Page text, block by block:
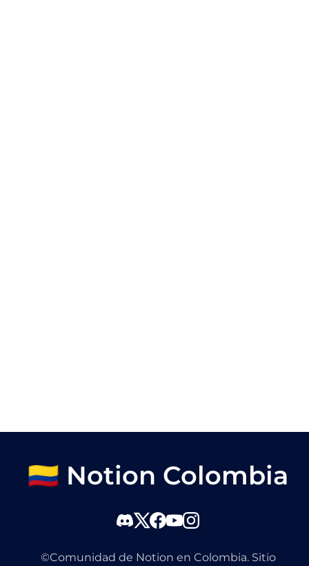
🇨🇴 Notion Colombia
©Comunidad de Notion en Colombia. Sitio